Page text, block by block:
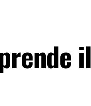
il